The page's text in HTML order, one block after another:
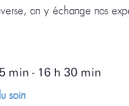
on y échange nos
min - 16 h 30 min
soin